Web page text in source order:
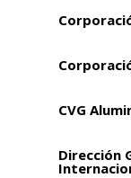
CVG
Dirección